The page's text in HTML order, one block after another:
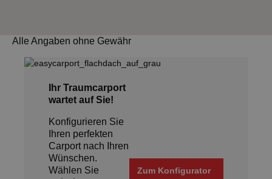
Alle Angaben ohne Gewähr
Ihr Traumcarport
wartet auf Sie!
Konfigurieren Sie
Ihren perfekten
Carport nach Ihren
Wünschen.
Wählen Sie
Zum Konfigurator